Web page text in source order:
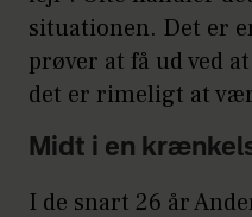
situationen. Det er
prøver at få ud ved
det er rimeligt at
Midt i en
I de snart 26 år